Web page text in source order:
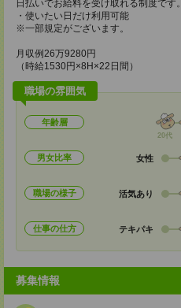
日払いでお給料を受け取れる制度です。
・使いたい日だけ利用可能
※一部規定がございます。
月収例26万9280円
（時給1530円×8H×22日間）
職場の雰囲気
年齢層
20代
男女比率 女性
職場の様子 活気あり
仕事の仕方 テキパキ
募集情報